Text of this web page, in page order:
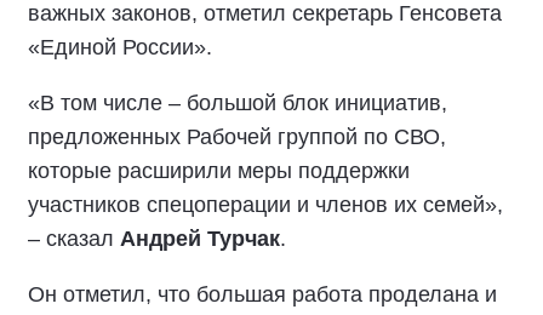
важных законов, отметил секретарь Генсовета
«Единой России».
«В том числе – большой блок инициатив,
предложенных Рабочей группой по СВО,
которые расширили меры поддержки
участников спецоперации и членов их семей»,
– сказал Андрей Турчак.
Он отметил, что большая работа проделана и